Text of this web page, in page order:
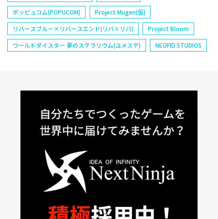
ポッピュコム(POPUCOM)
Project Mugen(仮)
リバースブルー×リバースエンド(リバ×リバ)
Project Bloom
ワールドダイスター 夢のステラリウム(ユメステ)
NEOFID STUDIOS